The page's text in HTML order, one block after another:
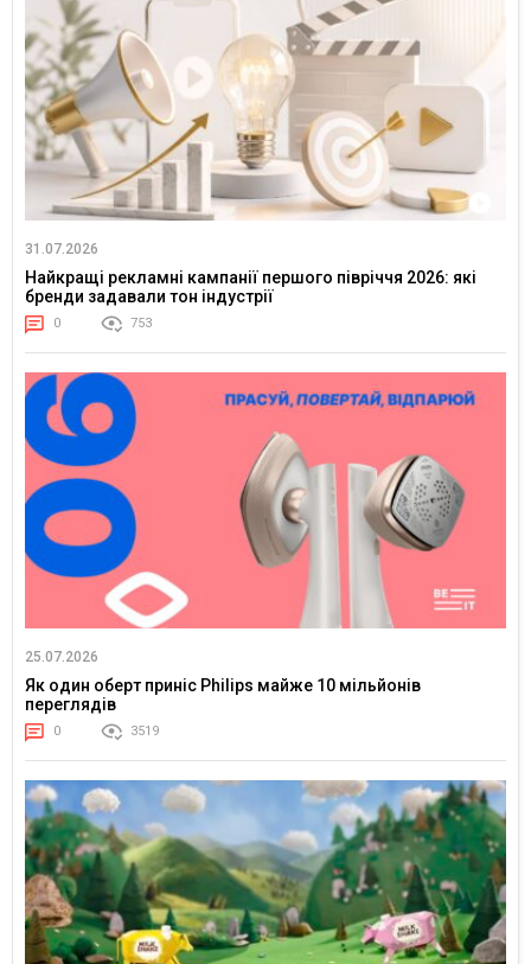
31.07.2026
Найкращі рекламні кампанії першого півріччя 2026: які
бренди задавали тон індустрії
0 753
25.07.2026
Як один оберт приніс Philips майже 10 мільйонів
переглядів
0 3519